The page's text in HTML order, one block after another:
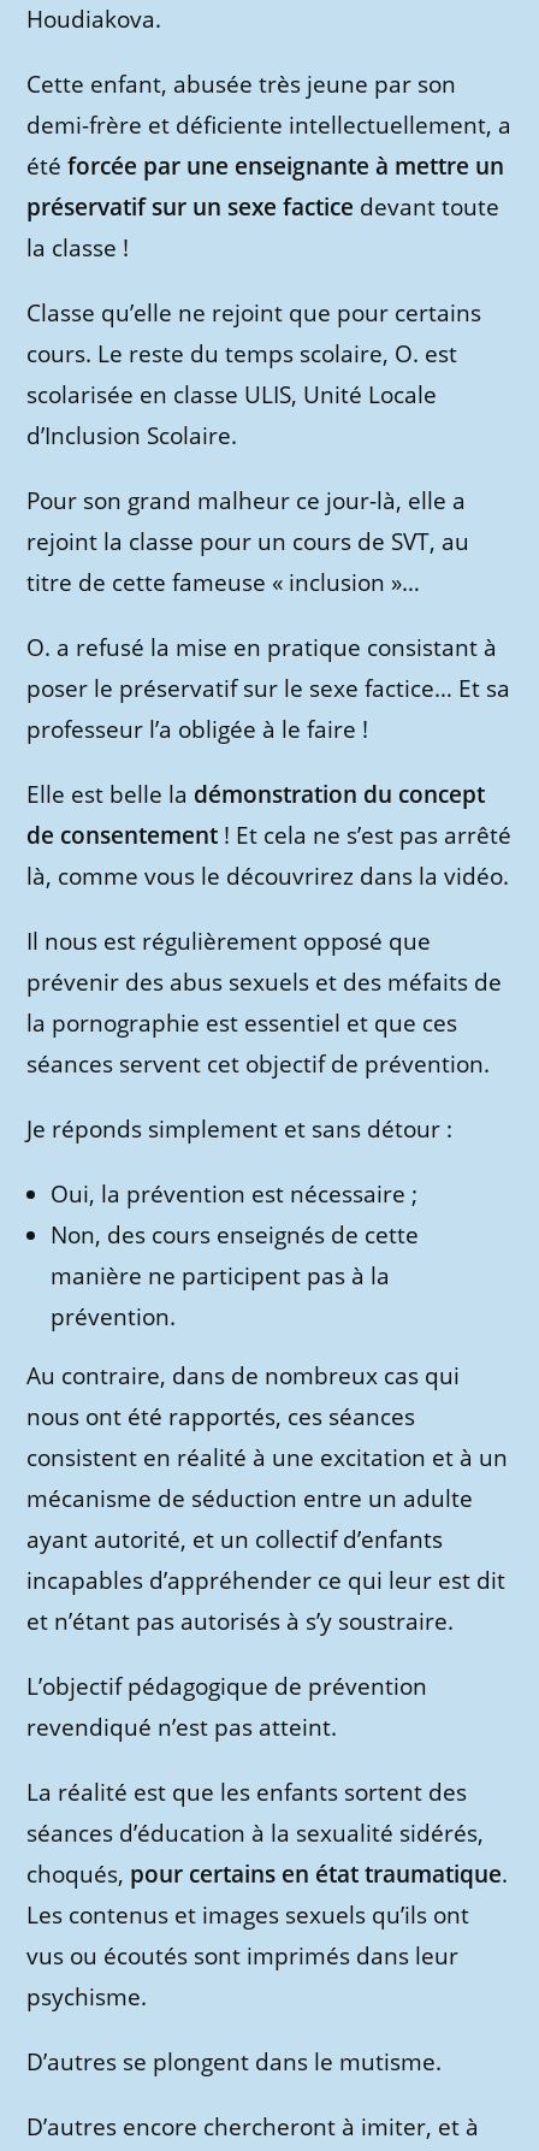
Houdiakova.
Cette enfant, abusée très jeune par son
demi-frère et déficiente intellectuellement, a
étéforcée par une enseignante à mettre un
préservatif sur un sexe factice devant toute
la classe !
Classe qu’elle ne rejoint que pour certains
cours. Le reste du temps scolaire, O. est
scolarisée en classe ULIS, Unité Locale
d’Inclusion Scolaire.
Pour son grand malheur ce jour-là, elle a
rejoint la classe pour un cours de SVT, au
titre de cette fameuse « inclusion »…
O. a refusé la mise en pratique consistant à
poser le préservatif sur le sexe factice… Et sa
professeur l’a obligée à le faire !
Elle est belle la démonstration du concept
de consentement ! Et cela ne s’est pas arrêté
là, comme vous le découvrirez dans la vidéo.
Il nous est régulièrement opposé que
prévenir des abus sexuels et des méfaits de
la pornographie est essentiel et que ces
séances servent cet objectif de prévention.
Je réponds simplement et sans détour :
Oui, la prévention est nécessaire ;
Non, des cours enseignés de cette
manière ne participent pas à la
prévention.
Au contraire, dans de nombreux cas qui
nous ont été rapportés, ces séances
consistent en réalité à une excitation et à un
mécanisme de séduction entre un adulte
ayant autorité, et un collectif d’enfants
incapables d’appréhender ce qui leur est dit
et n’étant pas autorisés à s’y soustraire.
L’objectif pédagogique de prévention
revendiqué n’est pas atteint.
La réalité est que les enfants sortent des
séances d’éducation à la sexualité sidérés,
choqués, pour certains en état traumatique.
Les contenus et images sexuels qu’ils ont
vus ou écoutés sont imprimés dans leur
psychisme.
D’autres se plongent dans le mutisme.
D’autres encore chercheront à imiter, et à